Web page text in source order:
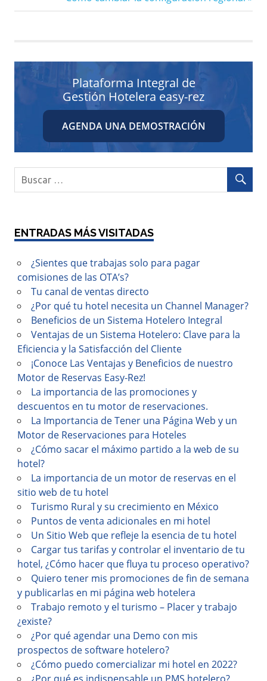
de
entrada:
Plataforma Integral de
Gestión Hotelera easy-rez
AGENDA UNA DEMOSTRACIÓN
ENTRADAS MÁS VISITADAS
¿Sientes que trabajas solo para pagar
comisiones de las OTA’s?
Tu canal de ventas directo
¿Por qué tu hotel necesita un Channel Manager?
Beneficios de un Sistema Hotelero Integral
Ventajas de un Sistema Hotelero: Clave para la
Eficiencia y la Satisfacción del Cliente
¡Conoce Las Ventajas y Beneficios de nuestro
Motor de Reservas Easy-Rez!
La importancia de las promociones y
descuentos en tu motor de reservaciones.
La Importancia de Tener una Página Web y un
Motor de Reservaciones para Hoteles
¿Cómo sacar el máximo partido a la web de su
hotel?
La importancia de un motor de reservas en el
sitio web de tu hotel
Turismo Rural y su crecimiento en México
Puntos de venta adicionales en mi hotel
Un Sitio Web que refleje la esencia de tu hotel
Cargar tus tarifas y controlar el inventario de tu
hotel, ¿Cómo hacer que fluya tu proceso operativo?
Quiero tener mis promociones de fin de semana
y publicarlas en mi página web hotelera
Trabajo remoto y el turismo – Placer y trabajo
¿existe?
¿Por qué agendar una Demo con mis
prospectos de software hotelero?
¿Cómo puedo comercializar mi hotel en 2022?